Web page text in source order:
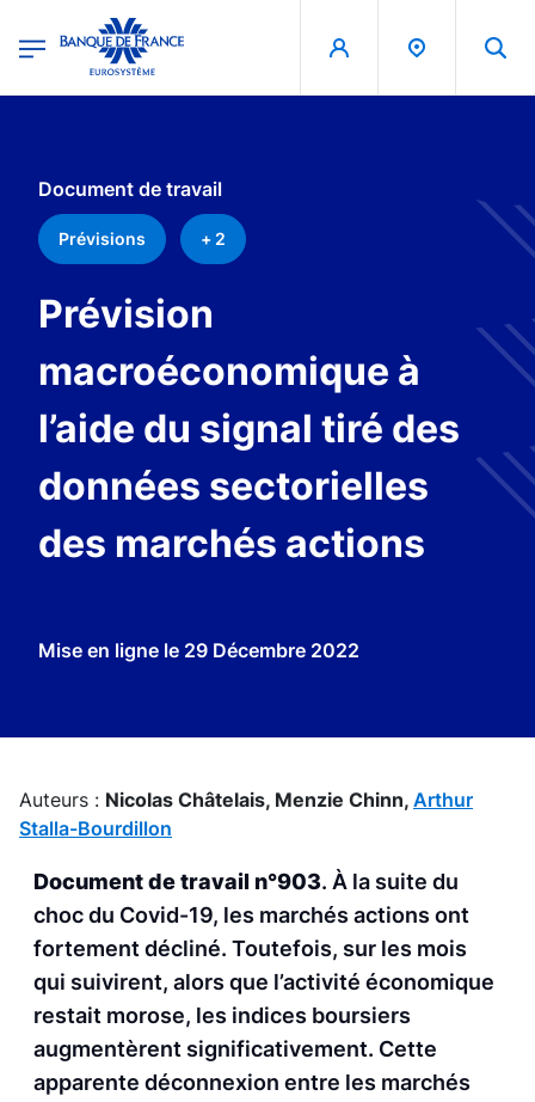
Banque de France - Menu Principal
Document de travail
Prévisions + 2
Prévision
macroéconomique à
l’aide du signal tiré des
données sectorielles
des marchés actions
Mise en ligne le 29 Décembre 2022
Auteurs : Nicolas Châtelais, Menzie Chinn, Arthur
Stalla-Bourdillon
Document de travail n°903. À la suite du
choc du Covid-19, les marchés actions ont
fortement décliné. Toutefois, sur les mois
qui suivirent, alors que l’activité économique
restait morose, les indices boursiers
augmentèrent significativement. Cette
apparente déconnexion entre les marchés